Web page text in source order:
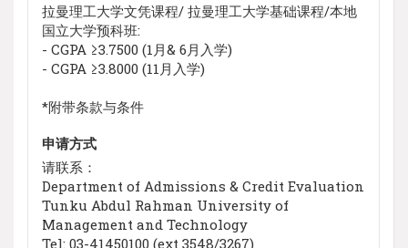
拉曼理工大学文凭课程/ 拉曼理工大学基础课程/本地
国立大学预科班:
- CGPA ≥3.7500 (1月& 6月入学)
- CGPA ≥3.8000 (11月入学)
*附带条款与条件
申请方式
请联系：
Department of Admissions & Credit Evaluation
Tunku Abdul Rahman University of
Management and Technology
Tel: 03-41450100 (ext 3548/3267)